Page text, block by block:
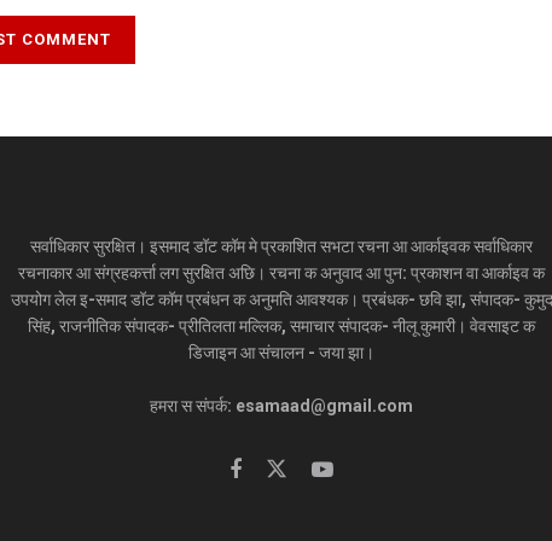
सर्वाधिकार सुरक्षित। इसमाद डॉट कॉम मे प्रकाशित सभटा रचना आ आर्काइवक सर्वाधिकार
रचनाकार आ संग्रहकर्त्ता लग सुरक्षित अछि। रचना क अनुवाद आ पुन: प्रकाशन वा आर्काइव क
उपयोग लेल इ-समाद डॉट कॉम प्रबंधन क अनुमति आवश्यक। प्रबंधक- छवि झा, संपादक- कुमुद
सिंह, राजनीतिक संपादक- प्रीतिलता मल्लिक, समाचार संपादक- नीलू कुमारी। वेवसाइट क
डिजाइन आ संचालन - जया झा।
हमरा स संपर्क: esamaad@gmail.com